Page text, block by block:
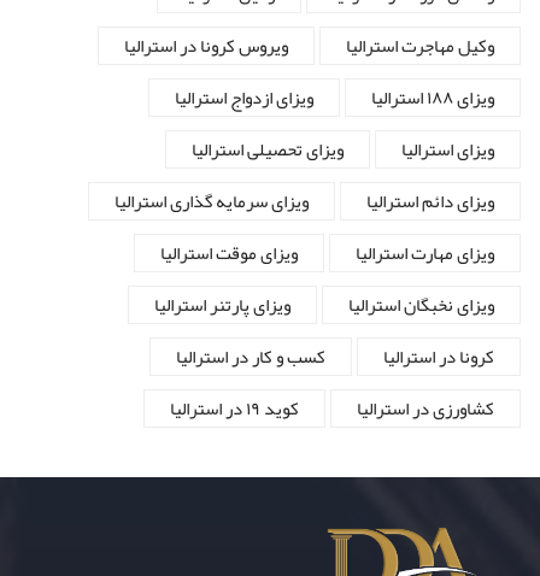
وکیل مهاجرت استرالیا
ویروس کرونا در استرالیا
ویزای ۱۸۸ استرالیا
ویزای ازدواج استرالیا
ویزای استرالیا
ویزای تحصیلی استرالیا
ویزای دائم استرالیا
ویزای سرمایه گذاری استرالیا
ویزای مهارت استرالیا
ویزای موقت استرالیا
ویزای نخبگان استرالیا
ویزای پارتنر استرالیا
کرونا در استرالیا
کسب و کار در استرالیا
کشاورزی در استرالیا
کوید ۱۹ در استرالیا